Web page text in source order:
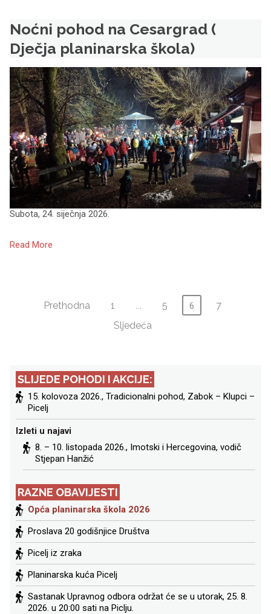
Noćni pohod na Cesargrad (
Dječja planinarska škola)
Subota, 24. siječnja 2026.
Read More
Brojevi
Prethodna 1 … 5 6
7
Sljedeća
SLIJEDE POHODI I AKCIJE:
15. kolovoza 2026., Tradicionalni pohod, Zabok – Klupci –
Picelj
Izleti u najavi
8. – 10. listopada 2026., Imotski i Hercegovina, vodič
Stjepan Hanžić
RAZNE OBAVIJESTI
Opća planinarska škola 2026
Proslava 20 godišnjice Društva
Picelj iz zraka
Planinarska kuća Picelj
Sastanak Upravnog odbora održat će se u utorak, 25. 8.
2026. u 20:00 sati na Piclju.